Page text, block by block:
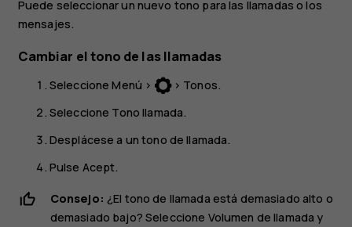
Nokia
130
2017
Puede seleccionar un nuevo tono para las llamadas o los
mensajes.
Cambiar el tono de las llamadas
SeleccioneMenú > > Tonos.
Seleccione Tono llamada.
Desplácese a un tono de llamada.
Pulse Acept.
Consejo: ¿El tono de llamada está demasiado alto o
demasiado bajo? Seleccione Volumen de llamada y